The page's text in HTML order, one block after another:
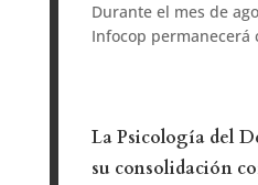
Durante el mes de
Infocop permanecerá
La Psicología del
su consolidación